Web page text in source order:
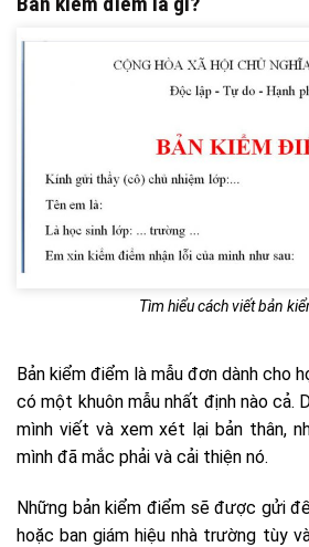
Tìm hiểu cách viết bản
Bản kiểm điểm là mẫu đơn dành cho
có một khuôn mẫu nhất định nào cả.
mình viết và xem xét lại bản thân,
mình đã mắc phải và cải thiện nó.
Những bản kiểm điểm sẽ được gửi
hoặc ban giám hiệu nhà trường tùy